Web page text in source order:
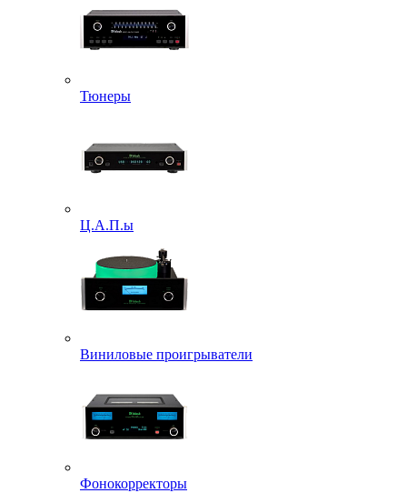
Тюнеры
Ц.А.П.ы
Виниловые проигрыватели
Фонокорректоры